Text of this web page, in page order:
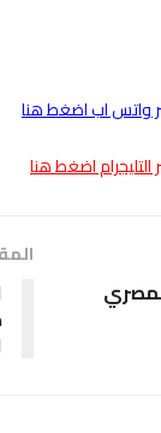
واتس اب اضغط هنا
التليجرام اضغط هنا